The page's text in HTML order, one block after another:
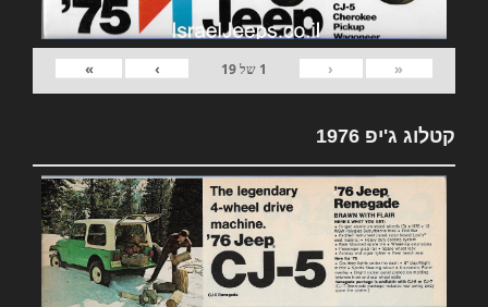
«
‹
1 של19
›
»
קטלוג ג'יפ 1976